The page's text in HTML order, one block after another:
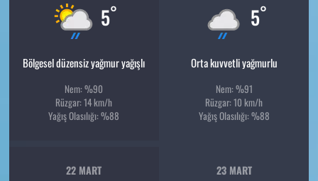
5°
Bölgesel düzensiz yağmur yağışlı
Nem: %90
Rüzgar: 14 km/h
Yağış Olasılığı: %88
5°
Orta kuvvetli yağmurlu
Nem: %91
Rüzgar: 10 km/h
Yağış Olasılığı: %88
22 MART 23 MART